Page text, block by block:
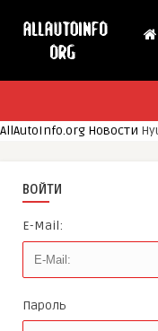
AllAutoInfo.org Новости
ВОЙТИ
E-Mail:
Пароль